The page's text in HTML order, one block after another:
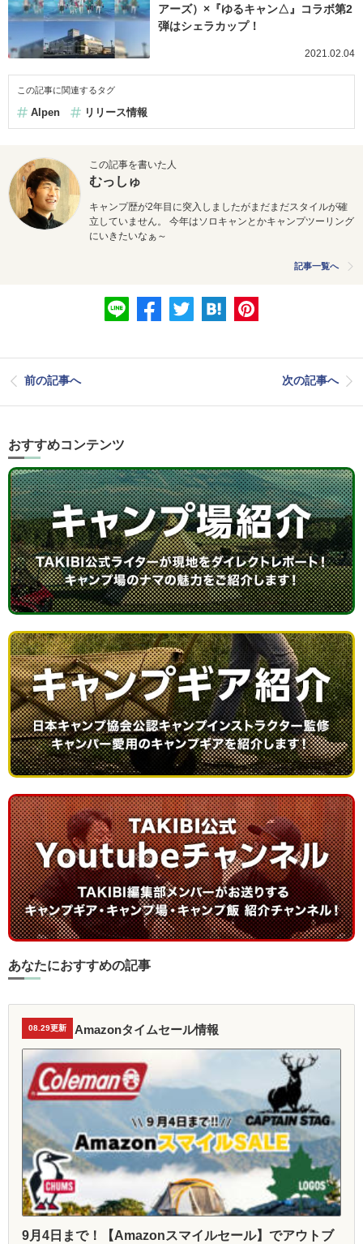
アーズ）×『ゆるキャン△』コラボ第2
弾はシェラカップ！
2021.02.04
この記事に関連するタグ
Alpen リリース情報
この記事を書いた人
むっしゅ
キャンプ歴が2年目に突入しましたがまだまだスタイルが確
立していません。 今年はソロキャンとかキャンプツーリング
にいきたいなぁ～
記事一覧へ
前の記事へ 次の記事へ
おすすめコンテンツ
あなたにおすすめの記事
08.29更新 Amazonタイムセール情報
9月4日まで！【Amazonスマイルセール】でアウトブ